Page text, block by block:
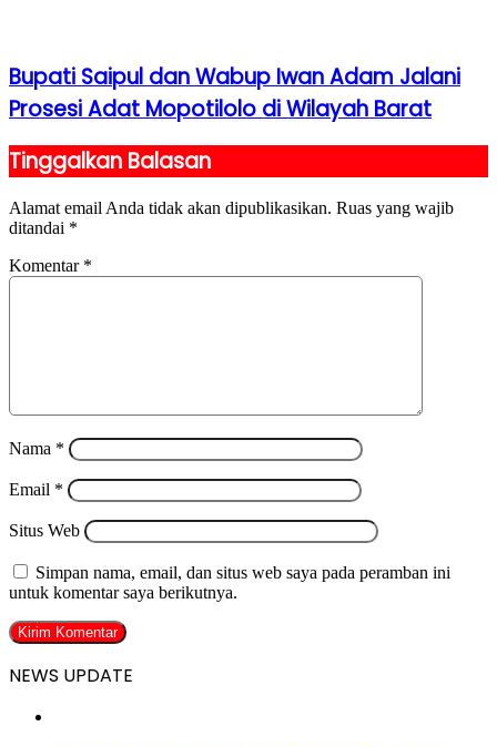
Bupati Saipul dan Wabup Iwan Adam Jalani
Prosesi Adat Mopotilolo di Wilayah Barat
Tinggalkan Balasan
Alamat email Anda tidak akan dipublikasikan. Ruas yang wajib
ditandai *
Komentar *
Nama *
Email *
Situs Web
Simpan nama, email, dan situs web saya pada peramban ini
untuk komentar saya berikutnya.
NEWS UPDATE